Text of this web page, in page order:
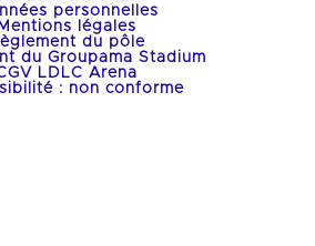
personnelles
Mentions légales
du pôle
du Groupama Stadium
LDLC Arena
: non conforme